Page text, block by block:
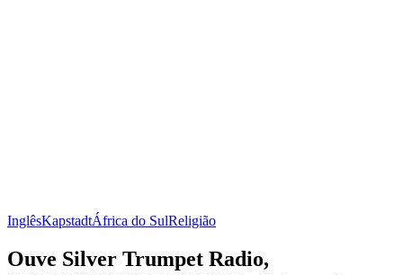
InglêsKapstadtÁfrica do SulReligião
Ouve Silver Trumpet Radio,